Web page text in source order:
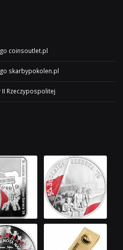
coinsoutlet.pl
skarbypokolen.pl
II Rzeczypospolitej